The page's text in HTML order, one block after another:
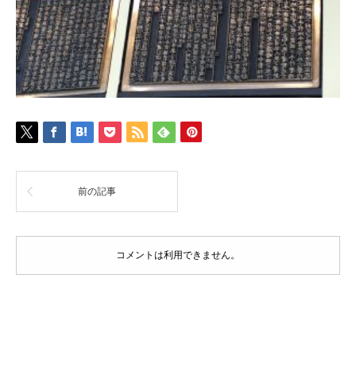
前の記事
コメントは利用できません。